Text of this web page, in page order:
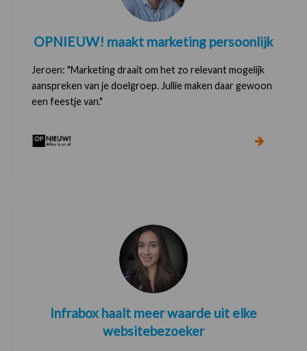
OPNIEUW! maakt marketing persoonlijk
Jeroen: "Marketing draait om het zo relevant mogelijk
aanspreken van je doelgroep. Jullie maken daar gewoon
een feestje van."
Infrabox haalt meer waarde uit elke
websitebezoeker